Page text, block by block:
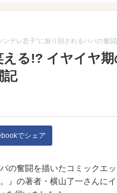
デレ息子”に振り回されるパパの奮闘
る!? イヤイヤ
記
でシェア
の奮闘を描いたコミックエ
』の著者・横山了一さんに